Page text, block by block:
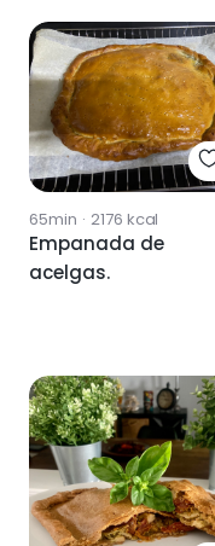
65min · 2176 kcal
Empanada de
acelgas.